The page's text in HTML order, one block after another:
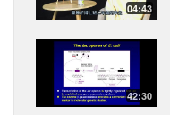
04:43
42:30